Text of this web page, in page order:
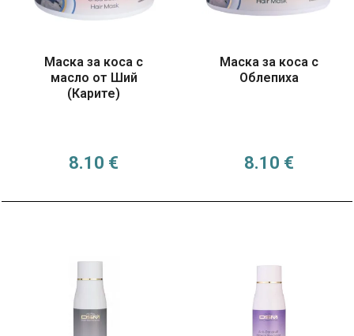
Маска за коса с
масло от Ший
(Карите)
8.10 €
Маска за коса с
Oблепиха
8.10 €